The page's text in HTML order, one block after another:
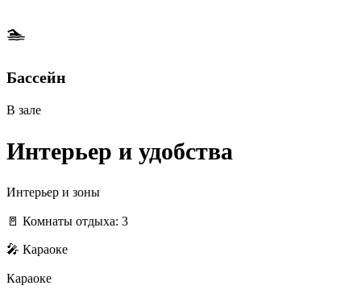
🏊
Бассейн
В зале
Интерьер и удобства
Интерьер и зоны
🚪 Комнаты отдыха: 3
🎤 Караоке
Караоке